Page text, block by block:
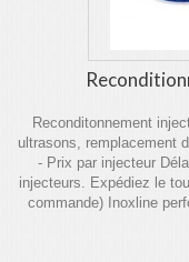
Reconditonnement
ultrasons, remplacement
- Prix par injecteur
injecteurs. Expédiez le
commande) Inoxline